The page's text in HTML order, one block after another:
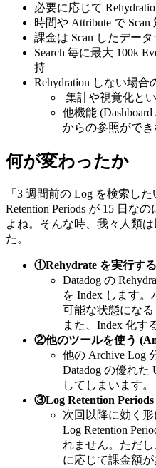
必要に応じて
時間や Attribute で
課金は Scan したデー
Search 毎に最大 100k
持
Rehydration しない場合
集計や視覚化と
他機能
からの参照ができ
何が変わったか
「3 週間前の Log を検索し
Retention Periods が 15 日な
よね。そんな時、我々人類
た。
①Rehydrate を実行する
Datadog の
を Index します
可能な状態になる
また、Index 化す
②他のツールを使う
他の Archive Log
Datadog の優れ
してしまいます。
③Log Retention
次回以降に効く
Log Retention
れません。ただし
に応じて課金額